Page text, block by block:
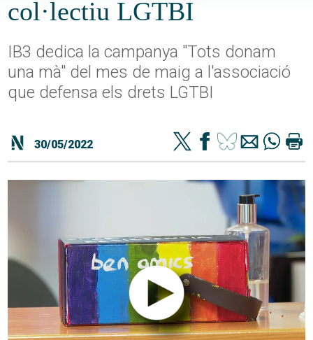
col·lectiu LGTBI
IB3 dedica la campanya "Tots donam
una mà" del mes de maig a l'associació
que defensa els drets LGTBI
30/05/2022